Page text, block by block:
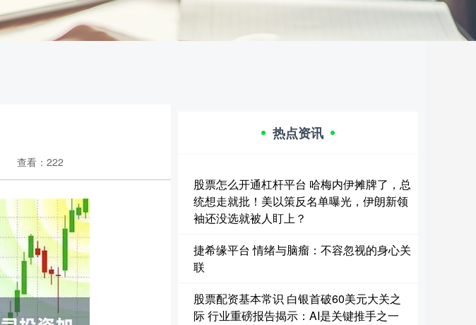
查看：222
热点资讯
股票怎么开通杠杆平台 哈梅内伊摊牌了，总
统想走就批！美以策反名单曝光，伊朗新领
袖还没选就被人盯上？
捷希缘平台 情绪与脑瘤：不容忽视的身心关
联
股票配资基本常识 白银首破60美元大关之
际 行业重磅报告揭示：AI是关键推手之一